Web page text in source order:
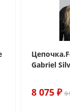
Gabriel
8 075 ₽ 9